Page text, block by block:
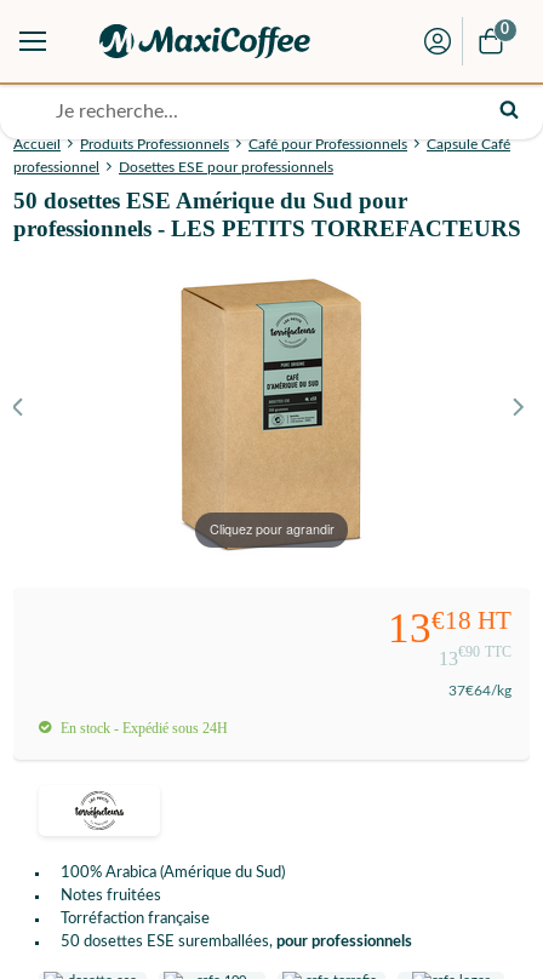
0
Accueil Produits Professionnels Café pour Professionnels
Capsule Café
professionnel
Dosettes ESE pour professionnels
50 dosettes ESE Amérique du Sud pour
professionnels - LES PETITS TORREFACTEURS
Cliquez pour agrandir
100% Arabica (Amérique du Sud)
Notes fruitées
Torréfaction française
50 dosettes ESE suremballées, pour professionnels
13€18 HT
13€90 TTC
37€64/kg
En stock - Expédié sous 24H